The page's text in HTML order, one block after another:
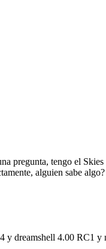
pregunta, tengo el
alguien sabe algo?
dreamshell 4.00 RC1